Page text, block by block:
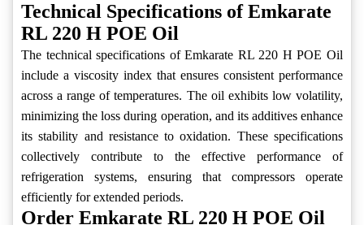
Technical Specifications of Emkarate
RL 220 H POE Oil
The technical specifications of Emkarate RL 220 H POE Oil
include a viscosity index that ensures consistent performance
across a range of temperatures. The oil exhibits low volatility,
minimizing the loss during operation, and its additives enhance
its stability and resistance to oxidation. These specifications
collectively contribute to the effective performance of
refrigeration systems, ensuring that compressors operate
efficiently for extended periods.
Order Emkarate RL 220 H POE Oil